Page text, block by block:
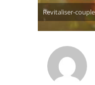
Revitaliser-